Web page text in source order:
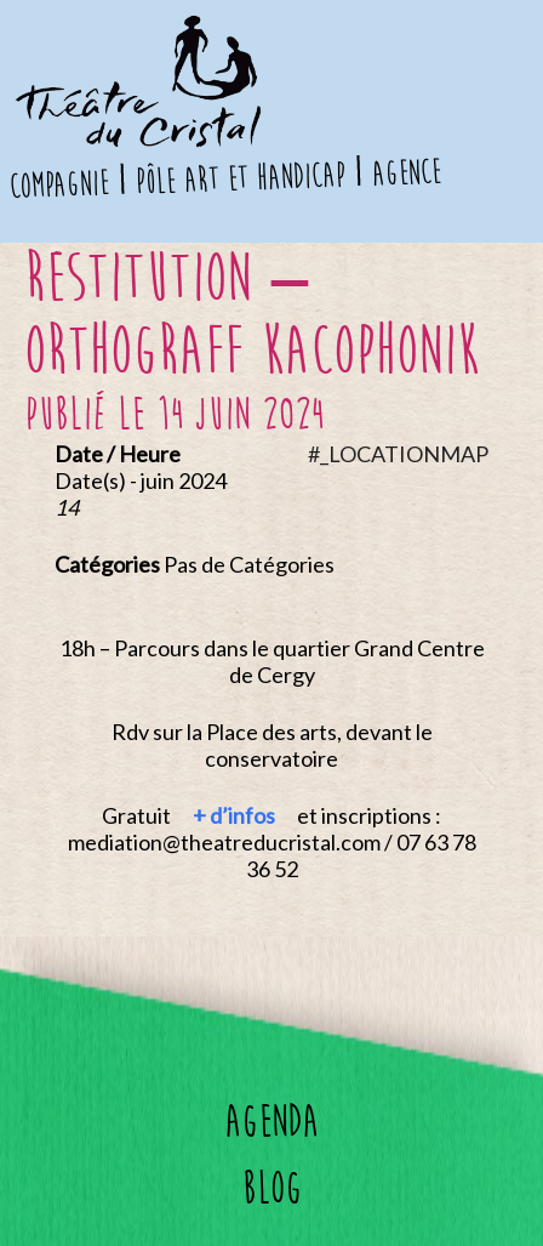
compagnie pôle art et handicap agence
Restitution –
Orthograff Kacophonik
publié le 14 juin 2024
#_LOCATIONMAP
Date / Heure
Date(s) - juin 2024
14
Catégories Pas de Catégories
18h – Parcours dans le quartier Grand Centre
de Cergy
Rdv sur la Place des arts, devant le
conservatoire
Gratuit + d’infos
et inscriptions :
mediation@theatreducristal.com / 07 63 78
36 52
Agenda
Blog